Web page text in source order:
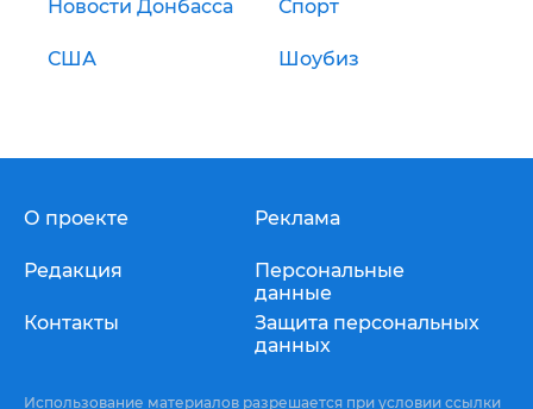
Новости Донбасса Спорт
США Шоубиз
О проекте
Редакция
Контакты
Реклама
Персональные
данные
Защита персональных
данных
Использование материалов разрешается при условии ссылки